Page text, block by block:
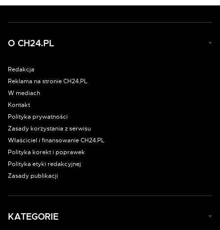
O CH24.PL
Redakcja
Reklama na stronie CH24.PL
W mediach
Kontakt
Polityka prywatności
Zasady korzystania z serwisu
Właściciel i finansowanie CH24.PL
Polityka korekt i poprawek
Polityka etyki redakcyjnej
Zasady publikacji
KATEGORIE